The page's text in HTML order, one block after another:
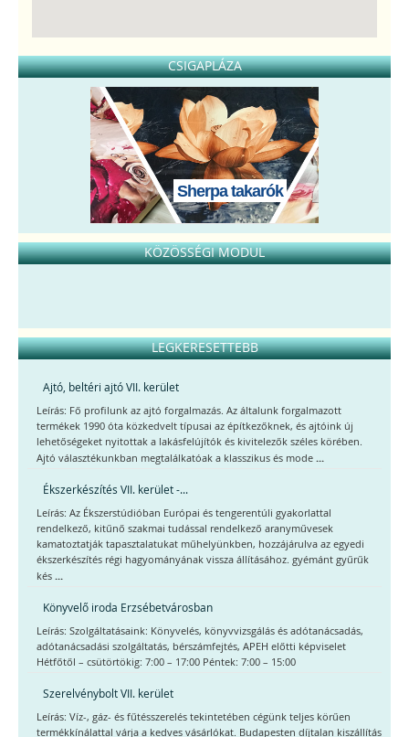
CSIGAPLÁZA
Sherpa takarók
KÖZÖSSÉGI MODUL
LEGKERESETTEBB
Ajtó, beltéri ajtó VII. kerület
Leírás: Fő profilunk az ajtó forgalmazás. Az általunk forgalmazott
termékek 1990 óta közkedvelt típusai az építkezőknek, és ajtóink új
lehetőségeket nyitottak a lakásfelújítók és kivitelezők széles körében.
Ajtó választékunkban megtalálkatóak a klasszikus és mode ...
Ékszerkészítés VII. kerület -...
Leírás: Az Ékszerstúdióban Európai és tengerentúli gyakorlattal
rendelkező, kitűnő szakmai tudással rendelkező aranyművesek
kamatoztatják tapasztalatukat műhelyünkben, hozzájárulva az egyedi
ékszerkészítés régi hagyományának vissza állításához. gyémánt gyűrűk
kés ...
Könyvelő iroda Erzsébetvárosban
Leírás: Szolgáltatásaink: Könyvelés, könyvvizsgálás és adótanácsadás,
adótanácsadási szolgáltatás, bérszámfejtés, APEH előtti képviselet
Hétfőtől – csütörtökig: 7:00 – 17:00 Péntek: 7:00 – 15:00
Szerelvénybolt VII. kerület
Leírás: Víz-, gáz- és fűtésszerelés tekintetében cégünk teljes körűen
termékkínálattal várja a kedves vásárlókat. Budapesten díjtalan kiszállítás